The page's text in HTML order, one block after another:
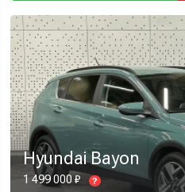
Hyundai Bayon
1 499 000 ₽ ?